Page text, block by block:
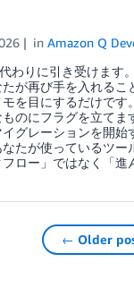
inAmazon Q
わりに引き受けます
が再び手を入れる
を目にするだけで
のにフラグを立て
グレーションを開
たが使っているツ
ロー」ではなく「進
← Older